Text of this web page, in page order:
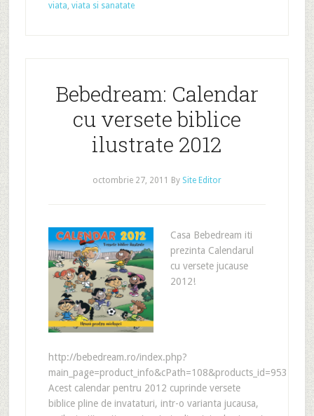
viata, viata si sanatate
Bebedream: Calendar
cu versete biblice
ilustrate 2012
octombrie 27, 2011 By Site Editor
Casa Bebedream iti
prezinta Calendarul
cu versete jucause
2012!
http://bebedream.ro/index.php?
main_page=product_info&cPath=108&products_id=953
Acest calendar pentru 2012 cuprinde versete
biblice pline de invataturi, intr-o varianta jucausa,